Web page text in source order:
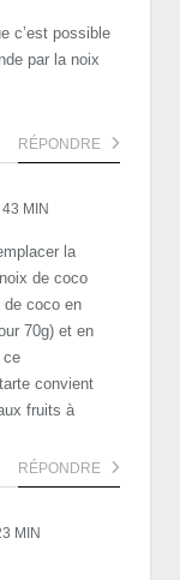
c’est possible
par la noix
RÉPONDRE
MIN
la
de coco
de coco en
70g) et en
ce
convient
fruits à
RÉPONDRE
MIN